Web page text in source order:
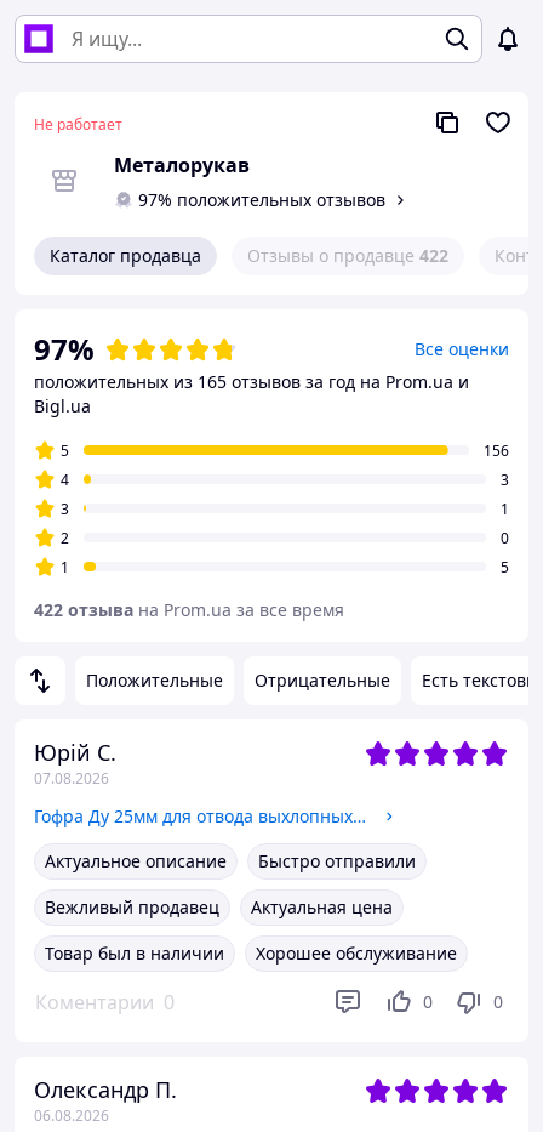
Не работает
Металорукав
97% положительных отзывов
Каталог продавца Отзывы о продавце 422
Положительные Отрицательные Есть
Юрій С.
07.08.2026
Гофра Ду 25мм для отвода выхлопных газов генератора с переходником под хомут и амереканкой
Актуальное описание
Быстро отправили
Вежливый продавец
Актуальная цена
Товар был в наличии
Хорошее обслуживание
Коментарии 0 0 0
Олександр П.
06.08.2026
97%
Все оценки
положительных из 165 отзывов за год на Prom.ua и
Bigl.ua
5
156
4
3
3
1
2
0
1
5
422 отзыва на Prom.ua за все время